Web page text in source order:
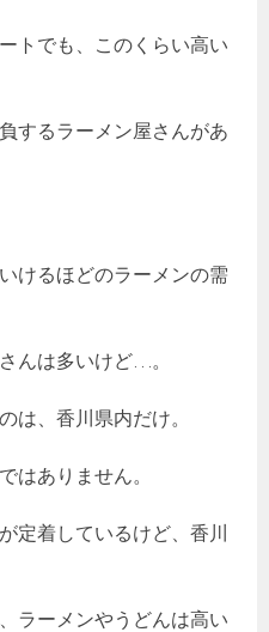
トでも、このくらい高い
するラーメン屋さんがあ
けるほどのラーメンの需
んは多いけど…。
は、香川県内だけ。
はありません。
定着しているけど、香川
ラーメンやうどんは高い